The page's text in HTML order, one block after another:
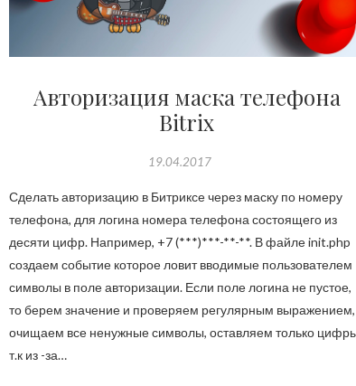
Авторизация маска телефона
Bitrix
19.04.2017
Сделать авторизацию в Битриксе через маску по номеру
телефона, для логина номера телефона состоящего из
десяти цифр. Например, +7 (***)***-**-**. В файле init.php
создаем событие которое ловит вводимые пользователем
символы в поле авторизации. Если поле логина не пустое,
то берем значение и проверяем регулярным выражением,
очищаем все ненужные символы, оставляем только
т.к из -за…